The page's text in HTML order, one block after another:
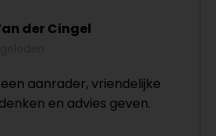
der Cingel
aanrader, vriendelijke
en advies geven.